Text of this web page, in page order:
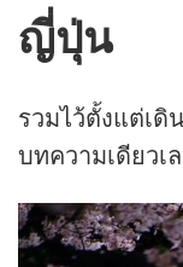
ญี่ปุ่น
รวมไว้ตั้งแต่เดิ
บทความเดียวเ